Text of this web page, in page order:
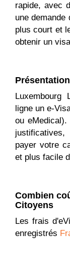
rapide, avec
une
plus court et
obtenir un
Présentation
Luxembourg
ligne un e-
ou
payer votre
et plus facile
Combien
Citoyens
Les frais
enregistrés